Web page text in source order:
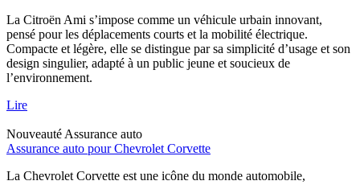
La Citroën Ami s’impose comme un véhicule urbain innovant,
pensé pour les déplacements courts et la mobilité électrique.
Compacte et légère, elle se distingue par sa simplicité d’usage et son
design singulier, adapté à un public jeune et soucieux de
l’environnement.
Lire
Nouveauté Assurance auto
Assurance auto pour Chevrolet Corvette
La Chevrolet Corvette est une icône du monde automobile,